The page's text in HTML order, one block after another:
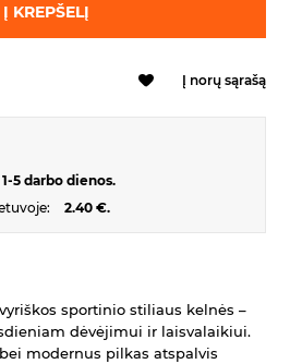
Į KREPŠELĮ
Į norų sąrašą
1-5 darbo dienos.
2.40 €.
sportinio stiliaus kelnės –
dėvėjimui ir laisvalaikiui.
modernus pilkas atspalvis